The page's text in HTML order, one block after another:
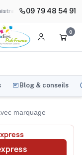
& Chorus Pro BAT
09 79 48 54 91
0
Blog & conseils
marquage